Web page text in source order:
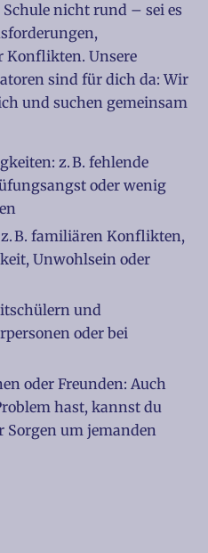
nicht rund – sei es
Konflikten. Unsere
sind für dich da: Wir
und suchen gemeinsam
z. B. fehlende
oder wenig
B. familiären Konflikten,
Unwohlsein oder
und
oder bei
oder Freunden: Auch
hast, kannst du
um jemanden